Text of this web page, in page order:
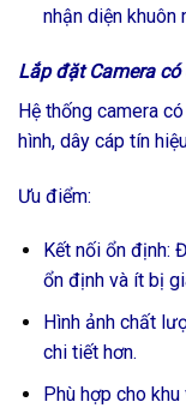
nhận diện
Lắp đặt Camera có
Hệ thống camera
hình, dây cáp tín
Ưu điểm:
Kết nối ổn định:
ổn định và ít bị
Hình ảnh chất
chi tiết hơn.
Phù hợp cho